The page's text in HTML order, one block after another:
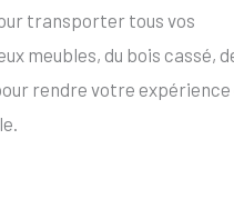
transporter tous vos
meubles, du bois cassé,
rendre votre expérience